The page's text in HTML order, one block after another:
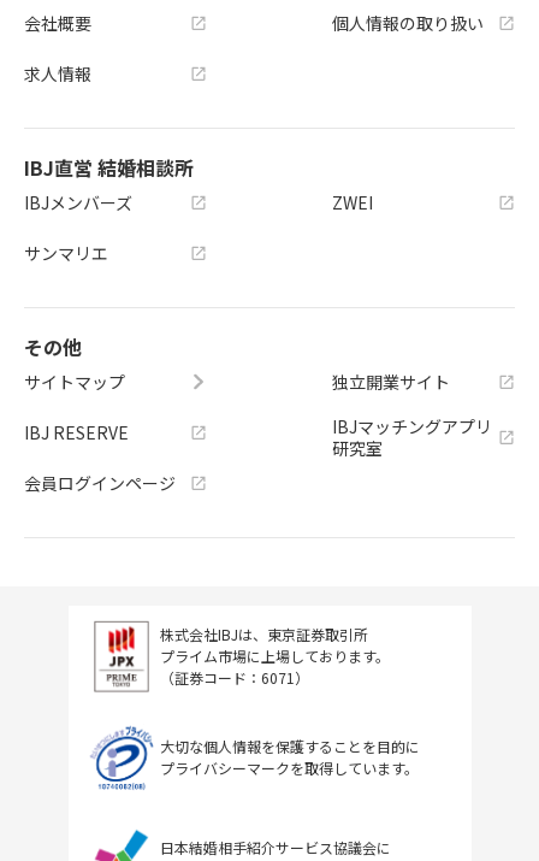
会社概要
求人情報
個人情報の取り扱い
IBJ直営 結婚相談所
IBJメンバーズ
サンマリエ
ZWEI
その他
サイトマップ
IBJ RESERVE
会員ログインページ
独立開業サイト
IBJマッチングアプリ
研究室
株式会社IBJは、東京証券取引所
プライム市場に上場しております。
（証券コード：6071）
大切な個人情報を保護することを目的に
プライバシーマークを取得しています。
日本結婚相手紹介サービス協議会に